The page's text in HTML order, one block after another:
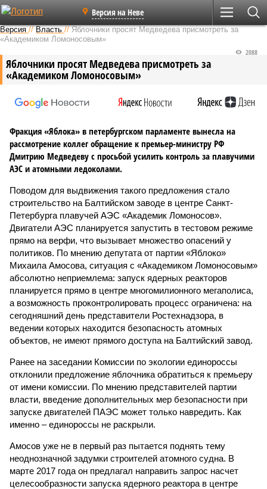
Версия на Неве
Версия //Власть //Яблочники просят Медведева присмотреть за
«Академиком Ломоносовым»
Яблочники просят Медведева присмотреть за
«Академиком Ломоносовым»
2088
Фракция «Яблока» в петербургском парламенте вынесла на
рассмотрение коллег обращение к премьер-министру РФ
Дмитрию Медведеву с просьбой усилить контроль за плавучими
АЭС и атомными ледоколами.
Поводом для выдвижения такого предложения стало
строительство на Балтийском заводе в центре Санкт-
Петербурга плавучей АЭС «Академик Ломоносов».
Двигатели АЭС планируется запустить в тестовом режиме
прямо на верфи, что вызывает множество опасений у
политиков. По мнению депутата от партии «Яблоко»
Михаила Амосова, ситуация с «Академиком Ломоносовым»
абсолютно неприемлема: запуск ядерных реакторов
планируется прямо в центре многомилионного мегаполиса,
а возможность проконтролировать процесс ограничена: на
сегодняшний день представители Ростехнадзора, в
ведении которых находится безопасность атомных
объектов, не имеют прямого доступа на Балтийский завод.
Ранее на заседании Комиссии по экологии единороссы
отклонили предложение яблочника обратиться к премьеру
от имени комиссии. По мнению представителей партии
власти, введение дополнительных мер безопасности при
запуске двигателей ПАЭС может только навредить. Как
именно – единороссы не раскрыли.
Амосов уже не в первый раз пытается поднять тему
неоднозначной задумки строителей атомного судна. В
марте 2017 года он предлагал направить запрос насчет
целесообразности запуска ядерного реактора в центре